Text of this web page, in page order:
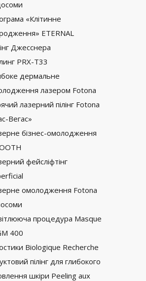
«Клітинне
ETERNAL
Джесснера
PRX-T33
дермальне
лазером Fotona
лазерний пілінг Fotona
Вегас»
бізнес-омолодження
фейсліфтінг
омолодження Fotona
процедура Masque
400
Biologique Recherche
пілінг для глибокого
шкіри Peeling aux